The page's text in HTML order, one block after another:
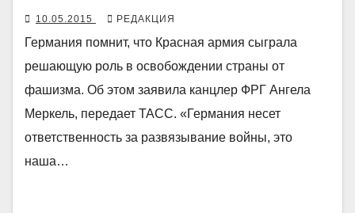
10.05.2015 РЕДАКЦИЯ
Германия помнит, что Красная армия сыграла
решающую роль в освобождении страны от
фашизма. Об этом заявила канцлер ФРГ Ангела
Меркель, передает ТАСС. «Германия несет
ответственность за развязывание войны, это
наша…